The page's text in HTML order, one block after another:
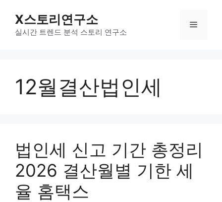
X스토리연구소
실시간 트렌드 분석 스토리 연구소
메
12월결산법인세
법인세 신고 기간 총정리
2026 결산월별 기한 세
율 홈택스